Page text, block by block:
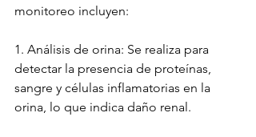
monitoreo incluyen:
1. Análisis de orina: Se realiza para
detectar la presencia de proteínas,
sangre y células inflamatorias en la
orina, lo que indica daño renal.